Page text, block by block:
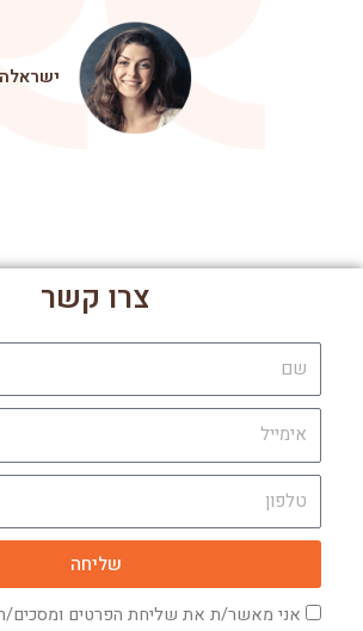
ישראלה
צרו קשר
טלפון
אני מאשר/ת את שליחת הפרטים
שליחה